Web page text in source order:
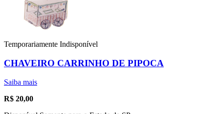
Temporariamente Indisponível
CHAVEIRO CARRINHO DE PIPOCA
Saiba mais
R$ 20,00